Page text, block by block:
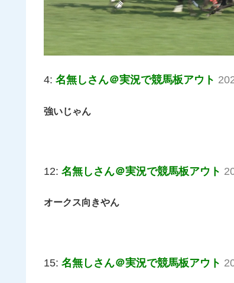
4: 名無しさん＠実況で競馬板アウト
強いじゃん
12: 名無しさん＠実況で競馬板アウト
オークス向きやん
15: 名無しさん＠実況で競馬板アウト